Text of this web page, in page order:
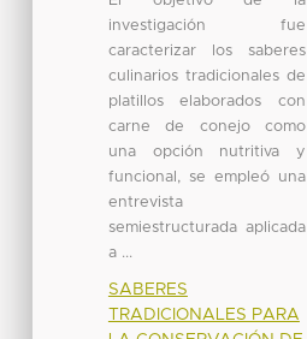
investigación fue
caracterizar los saberes
culinarios tradicionales de
platillos elaborados con
carne de conejo como
una opción nutritiva y
funcional, se empleó una
entrevista
semiestructurada aplicada
a ...
SABERES
TRADICIONALES PARA